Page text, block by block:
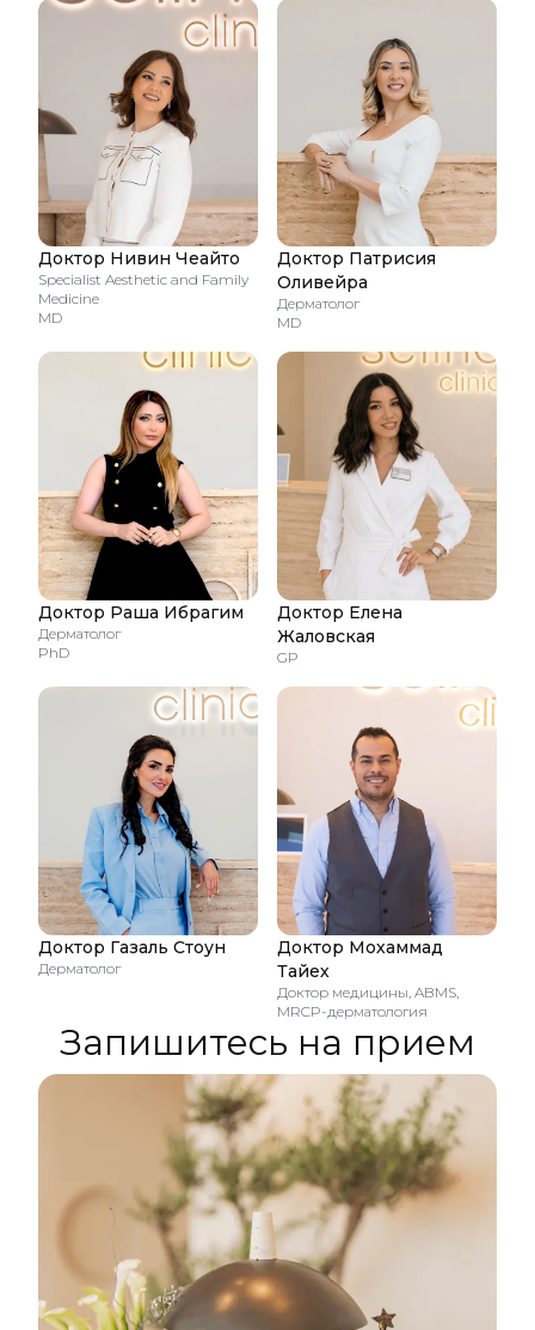
Доктор Нивин Чеайто
Specialist Aesthetic and Family
Medicine
MD
Доктор Патрисия
Оливейра
Дерматолог
MD
Доктор Раша Ибрагим
Дерматолог
PhD
Доктор Елена
Жаловская
GP
Доктор Газаль Стоун
Дерматолог
Доктор Мохаммад
Тайех
Доктор медицины, ABMS,
MRCP-дерматология
Запишитесь на прием